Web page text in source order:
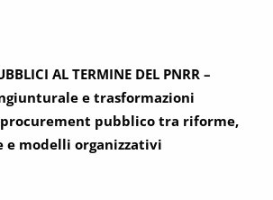
AL TERMINE DEL PNRR –
e trasformazioni
pubblico tra riforme,
e modelli organizzativi